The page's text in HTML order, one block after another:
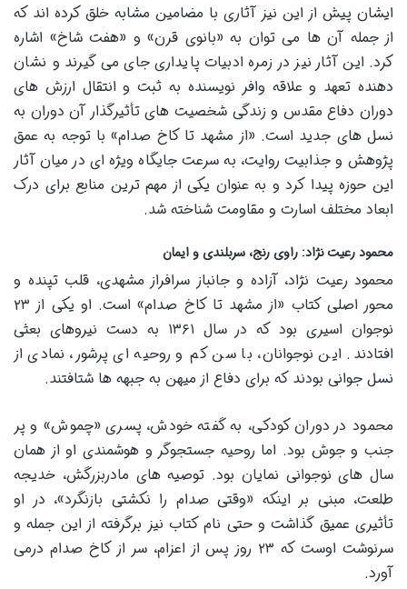
ایشان پیش از این نیز آثاری با مضامین مشابه خلق کرده اند که
از جمله آن ها می توان به «بانوی قرن» و «هفت شاخ» اشاره
کرد. این آثار نیز در زمره ادبیات پایداری جای می گیرند و نشان
دهنده تعهد و علاقه وافر نویسنده به ثبت و انتقال ارزش های
دوران دفاع مقدس و زندگی شخصیت های تأثیرگذار آن دوران به
نسل های جدید است. «از مشهد تا کاخ صدام» با توجه به عمق
پژوهش و جذابیت روایت، به سرعت جایگاه ویژه ای در میان آثار
این حوزه پیدا کرد و به عنوان یکی از مهم ترین منابع برای درک
ابعاد مختلف اسارت و مقاومت شناخته شد.
محمود رعیت نژاد: راوی رنج، سربلندی و ایمان
محمود رعیت نژاد، آزاده و جانباز سرافراز مشهدی، قلب تپنده و
محور اصلی کتاب «از مشهد تا کاخ صدام» است. او یکی از ۲۳
نوجوان اسیری بود که در سال ۱۳۶۱ به دست نیروهای بعثی
افتادند. این نوجوانان، با سن کم و روحیه ای پرشور، نمادی از
نسل جوانی بودند که برای دفاع از میهن به جبهه ها شتافتند.
محمود در دوران کودکی، به گفته خودش، پسری «چموش» و پر
جنب و جوش بود. اما روحیه جستجوگر و هوشمندی او از همان
سال های نوجوانی نمایان بود. توصیه های مادربزرگش، خدیجه
طلعت، مبنی بر اینکه «وقتی صدام را نکشتی بازنگرد»، در او
تأثیری عمیق گذاشت و حتی نام کتاب نیز برگرفته از این جمله و
سرنوشت اوست که ۲۳ روز پس از اعزام، سر از کاخ صدام درمی
آورد.